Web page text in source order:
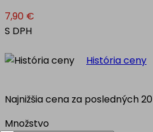
7,90 €
S DPH
História ceny
Najnižšia cena za posledných
Množstvo